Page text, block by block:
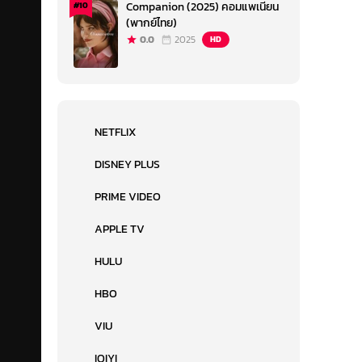
#10
Companion (2025) คอมแพเนียน
(พากย์ไทย)
0.0 2025 HD
NETFLIX
DISNEY PLUS
PRIME VIDEO
APPLE TV
HULU
HBO
VIU
IQIYI